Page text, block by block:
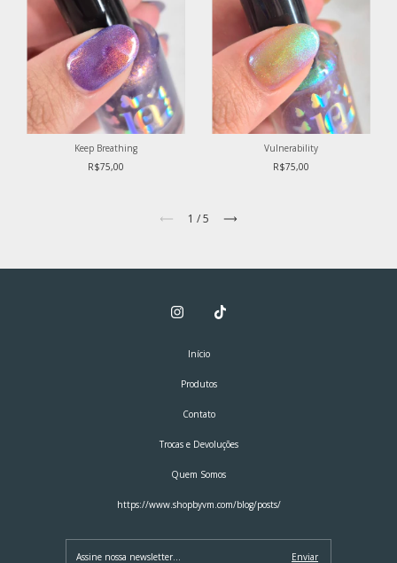
Keep Breathing
R$75,00
Vulnerability
R$75,00
1 /5
Início
Produtos
Contato
Trocas e Devoluções
Quem Somos
https://www.shopbyvm.com/blog/posts/